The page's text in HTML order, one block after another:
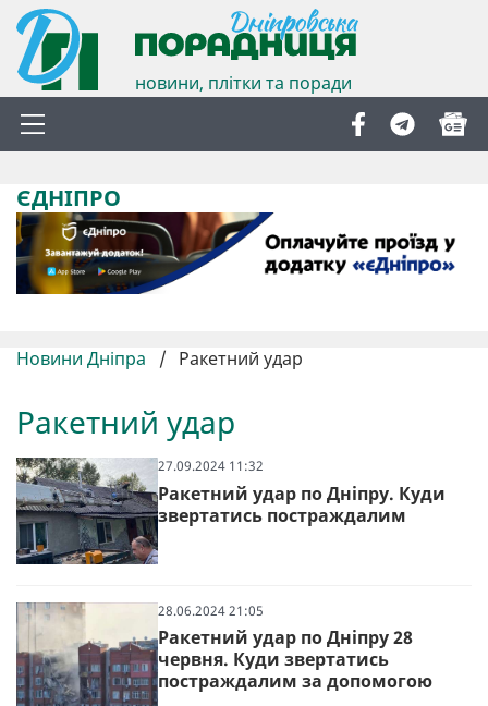
новини, плітки та поради
ЄДНІПРО
Новини Дніпра / Ракетний удар
Ракетний удар
27.09.2024 11:32
Ракетний удар по Дніпру. Куди
звертатись постраждалим
28.06.2024 21:05
Ракетний удар по Дніпру 28
червня. Куди звертатись
постраждалим за допомогою